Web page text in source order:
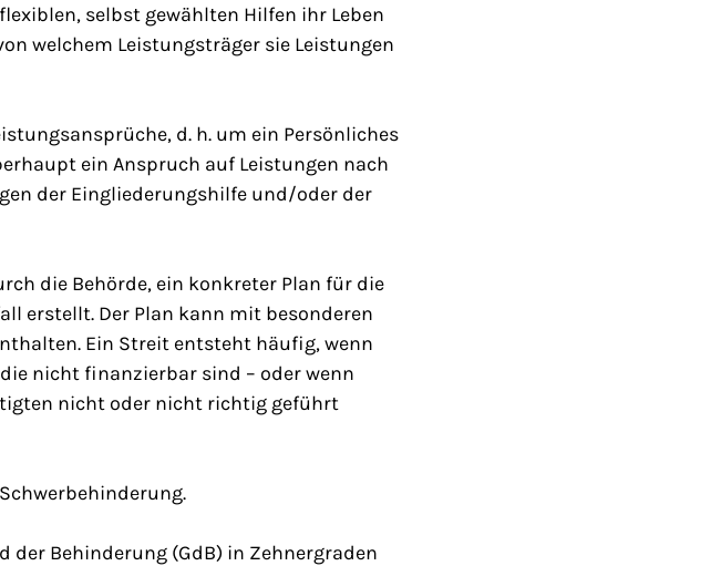
selbst gewählten Hilfen ihr Leben
welchem Leistungsträger sie Leistungen
d. h. um ein Persönliches
ein Anspruch auf Leistungen nach
der Eingliederungshilfe und/oder der
die Behörde, ein konkreter Plan für die
erstellt. Der Plan kann mit besonderen
Ein Streit entsteht häufig, wenn
nicht finanzierbar sind – oder wenn
nicht oder nicht richtig geführt
Behinderung (GdB) in Zehnergraden